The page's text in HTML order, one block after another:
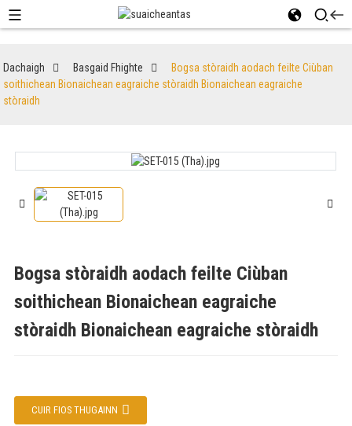
Dachaigh Basgaid Fhighte
Bogsa stòraidh aodach feilte Ciùban
soithichean Bionaichean eagraiche stòraidh Bionaichean eagraiche
stòraidh
Bogsa stòraidh aodach feilte Ciùban
soithichean Bionaichean eagraiche
stòraidh Bionaichean eagraiche stòraidh
CUIR FIOS THUGAINN